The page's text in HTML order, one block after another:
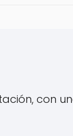
con